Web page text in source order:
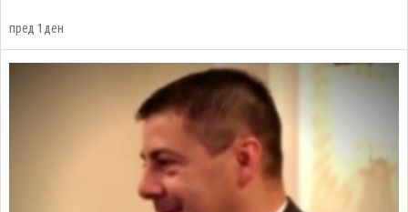
пред 1 ден